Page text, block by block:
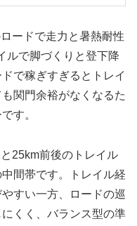
ードで走力と暑熱耐性
ルで脚づくりと登下降
で稼ぎすぎるとトレイ
関門余裕がなくなるた
す。
25km前後のトレイル
間帯です。トレイル経
すい一方、ロードの巡
くく、バランス型の準